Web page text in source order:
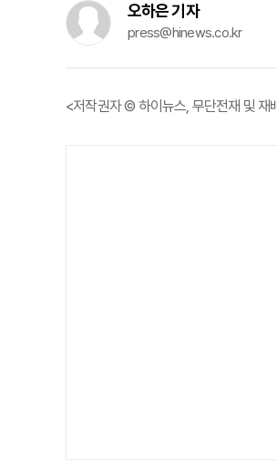
오하은 기자
press@hinews.co.kr
<저작권자 © 하이뉴스, 무단전재 및 재